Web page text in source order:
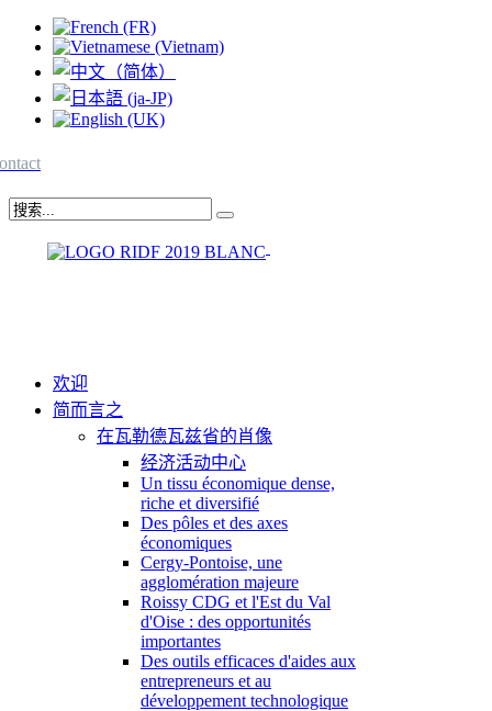
欢迎
简而言之
在瓦勒德瓦兹省的肖像
经济活动中心
Un tissu économique dense,
riche et diversifié
Des pôles et des axes
économiques
Cergy-Pontoise, une
agglomération majeure
Roissy CDG et l'Est du Val
d'Oise : des opportunités
importantes
Des outils efficaces d'aides aux
entrepreneurs et au
développement technologique